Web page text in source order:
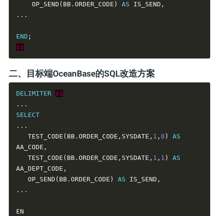
    OP_SEND(BB.ORDER_CODE)
AS
END
$$
二、目标端OceanBase的SQL改造方案
DELIMITER
$$
SELECT
   TEST_CODE(BB.ORDER_CODE,SYSDATE,
1 ,0 ) AS
   TEST_CODE(BB.ORDER_CODE,SYSDATE,
1 , 1 ) AS
   OP_SEND(BB.ORDER_CODE)
AS